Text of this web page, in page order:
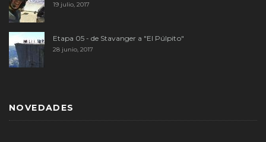
19 julio, 2017
Etapa 05 - de Stavanger a "El Púlpito"
28 junio, 2017
NOVEDADES